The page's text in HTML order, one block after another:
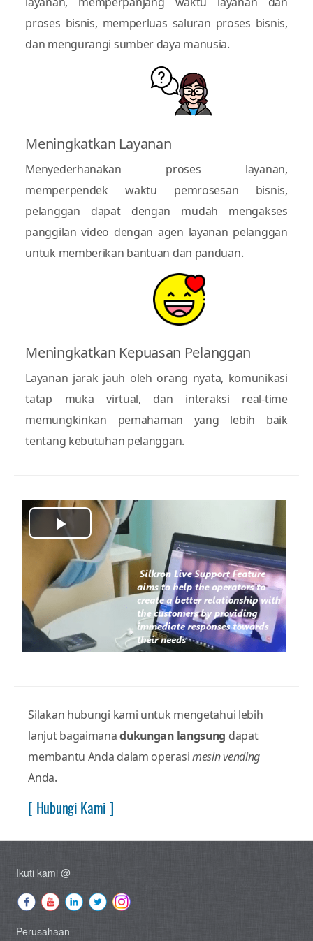
proses bisnis, memperluas saluran proses bisnis,
dan mengurangi sumber daya manusia.
Meningkatkan Layanan
Menyederhanakan proses layanan,
memperpendek waktu pemrosesan bisnis,
pelanggan dapat dengan mudah mengakses
panggilan video dengan agen layanan pelanggan
untuk memberikan bantuan dan panduan.
Meningkatkan Kepuasan Pelanggan
Layanan jarak jauh oleh orang nyata, komunikasi
tatap muka virtual, dan interaksi real-time
memungkinkan pemahaman yang lebih baik
tentang kebutuhan pelanggan.
Play
Video
Silakan hubungi kami untuk mengetahui lebih
lanjut bagaimanadukungan langsung dapat
membantu Anda dalam operasimesin vending
Anda.
[ Hubungi Kami ]
Ikuti kami @
Perusahaan